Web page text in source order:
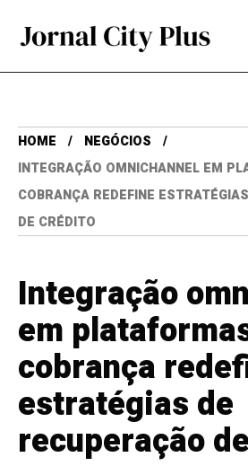
HOME
NEGÓCIOS
INTEGRAÇÃO OMNICHANNEL EM
COBRANÇA REDEFINE
DE CRÉDITO
Integração
em
cobrança
estratégias de
recuperação